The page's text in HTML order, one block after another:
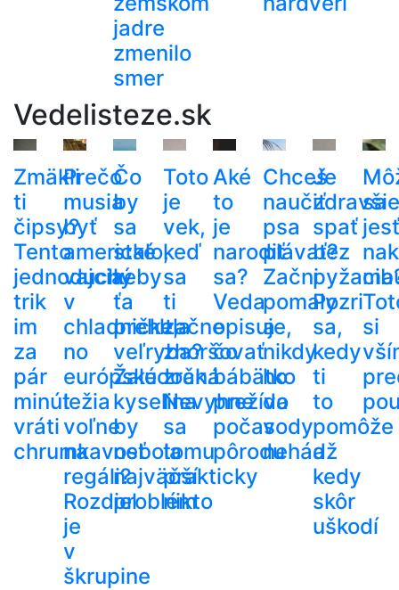
jadre
zmenilo
smer
Vedelisteze.sk
Zmäkli
ti
čipsy?
Tento
jednoduchý
trik
im
za
pár
minút
vráti
chrumkavosť
Prečo
musia
byť
americké
vajcia
v
chladničke,
no
európske
ležia
voľne
na
regáli?
Rozdiel
je
v
škrupine
Čo
by
sa
stalo,
keby
ťa
prehltla
veľryba?
Žalúdočná
kyselina
by
nebola
najväčší
problém
Toto
je
vek,
keď
sa
ti
začne
zhoršovať
zrak.
Nevyhne
sa
tomu
prakticky
nikto
Aké
to
je
narodiť
sa?
Veda
opisuje,
čo
bábätko
prežíva
počas
pôrodu
Chceš
naučiť
psa
plávať?
Začni
pomaly
a
nikdy
ho
do
vody
nehádž
Je
zdravšie
spať
bez
Pozri
sa,
kedy
ti
to
pomôže
a
kedy
skôr
uškodí
sa
jesť
si